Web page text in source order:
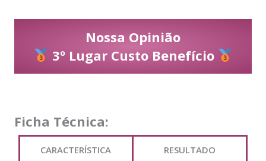
Nossa Opinião
3º Lugar Custo Benefício
Ficha Técnica:
CARACTERÍSTICA RESULTADO